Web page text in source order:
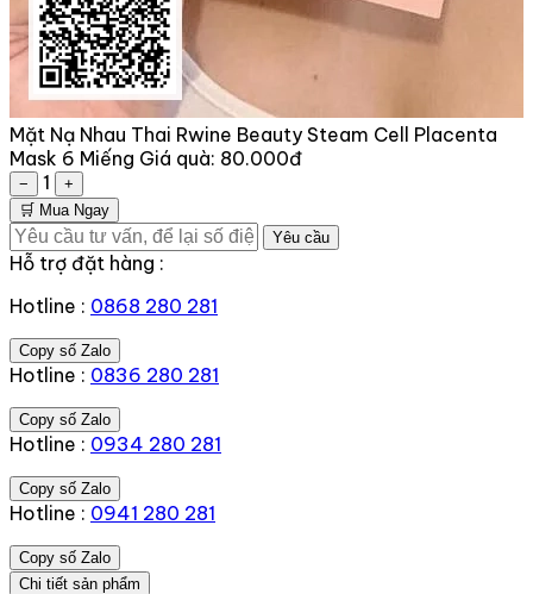
Mặt Nạ Nhau Thai Rwine Beauty Steam Cell Placenta
Mask 6 Miếng Giá quà: 80.000đ
− 1
+
🛒 Mua Ngay
Yêu cầu
Hỗ trợ đặt hàng :
Hotline : 0868 280 281
Copy số Zalo
Hotline : 0836 280 281
Copy số Zalo
Hotline : 0934 280 281
Copy số Zalo
Hotline : 0941 280 281
Copy số Zalo
Chi tiết sản phẩm